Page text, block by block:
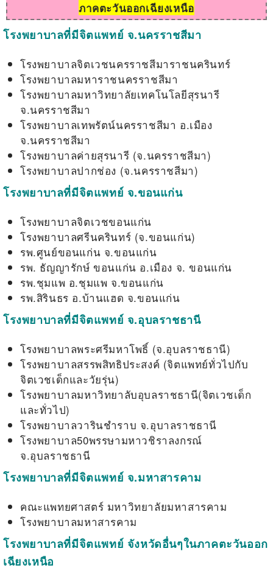
ภาคตะวันออกเฉียงเหนือ
โรงพยาบาลที่มีจิตแพทย์ จ.นครราชสีมา
โรงพยาบาลจิตเวชนครราชสีมาราชนครินทร์
โรงพยาบาลมหาราชนครราชสีมา
โรงพยาบาลมหาวิทยาลัยเทคโนโลยีสุรนารี
จ.นครราชสีมา
โรงพยาบาลเทพรัตน์นครราชสีมา อ.เมือง
จ.นครราชสีมา
โรงพยาบาลค่ายสุรนารี (จ.นครราชสีมา)
โรงพยาบาลปากช่อง (จ.นครราชสีมา)
โรงพยาบาลที่มีจิตแพทย์ จ.ขอนแก่น
โรงพยาบาลจิตเวชขอนแก่น
โรงพยาบาลศรีนครินทร์ (จ.ขอนแก่น)
รพ.ศูนย์ขอนแก่น จ.ขอนแก่น
รพ. ธัญญารักษ์ ขอนแก่น อ.เมือง จ. ขอนแก่น
รพ.ชุมแพ อ.ชุมแพ จ.ขอนแก่น
รพ.สิรินธร อ.บ้านแฮด จ.ขอนแก่น
โรงพยาบาลที่มีจิตแพทย์ จ.อุบลราชธานี
โรงพยาบาลพระศรีมหาโพธิ์ (จ.อุบลราชธานี)
โรงพยาบาลสรรพสิทธิประสงค์ (จิตแพทย์ทั่วไปกับ
จิตเวชเด็กและวัยรุ่น)
โรงพยาบาลมหาวิทยาลับอุบลราชธานี(จิตเวชเด็ก
และทั่วไป)
โรงพยาบาลวารินชำราบ จ.อุบาลราชธานี
โรงพยาบาล50พรรษามหาวชิราลงกรณ์
จ.อุบลราชธานี
โรงพยาบาลที่มีจิตแพทย์ จ.มหาสารคาม
คณะแพทยศาสตร์ มหาวิทยาลัยมหาสารคาม
โรงพยาบาลมหาสารคาม
โรงพยาบาลที่มีจิตแพทย์ จังหวัดอื่นๆในภาคตะวันออก
เฉียงเหนือ